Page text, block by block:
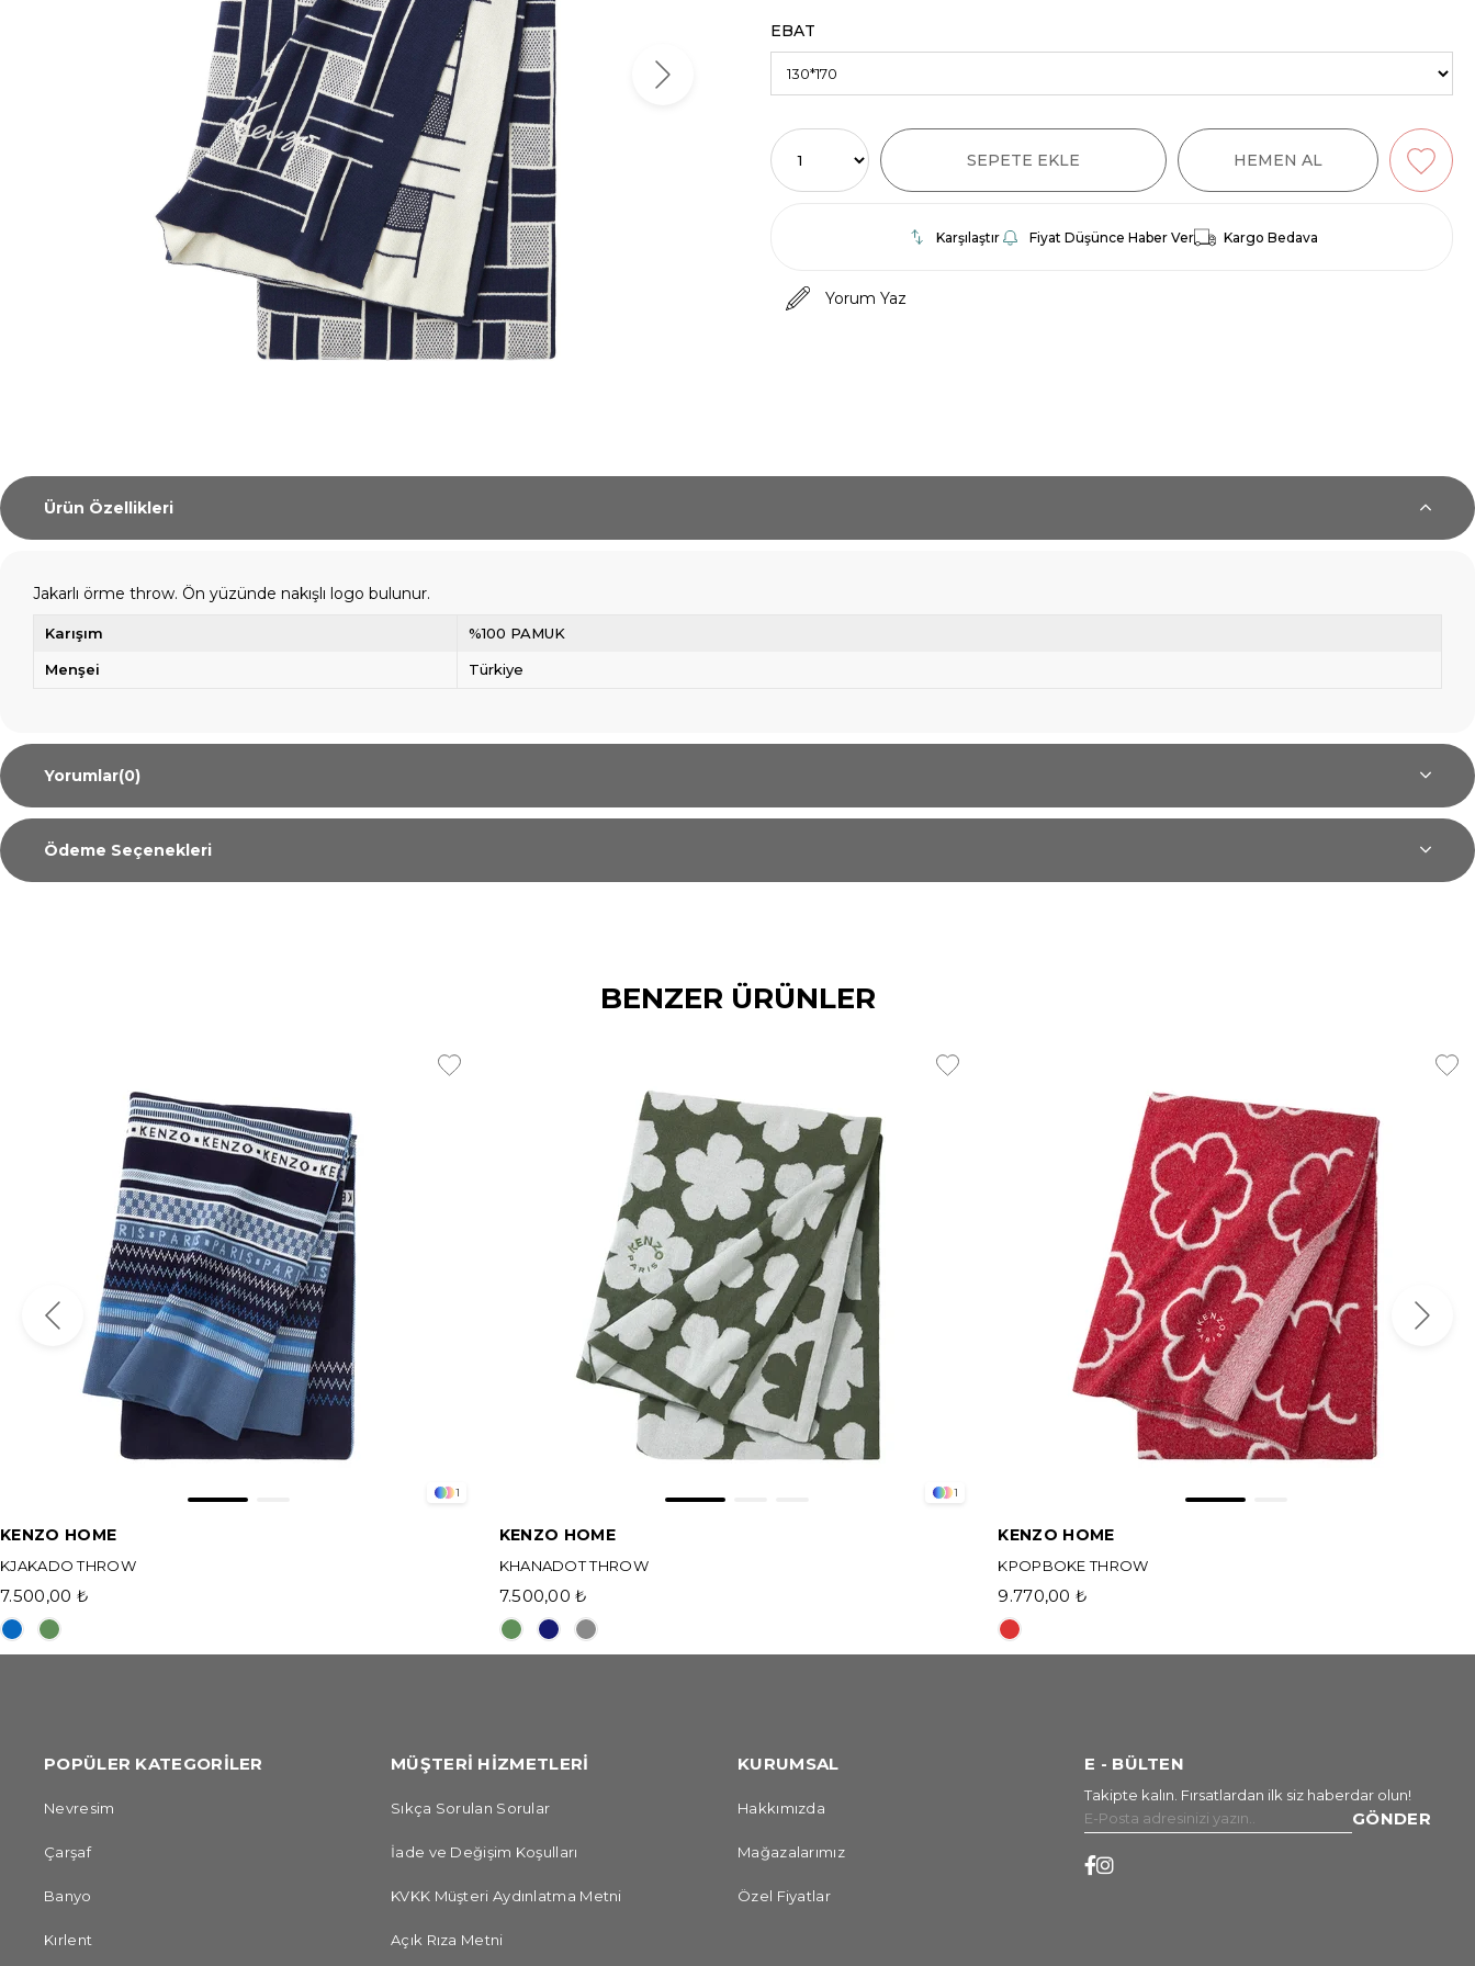
EBAT
Karşılaştır Fiyat Düşünce Haber Ver Kargo Bedava
Yorum Yaz
Ürün Özellikleri
Jakarlı örme throw. Ön yüzünde nakışlı logo bulunur.
Karışım %100 PAMUK
Menşei Türkiye
Yorumlar(0)
Ödeme Seçenekleri
BENZER ÜRÜNLER
1
KENZO HOME
KJAKADO THROW
7.500,00 ₺
1
KENZO HOME
KHANADOT THROW
7.500,00 ₺
KENZO HOME
KPOPBOKE THROW
9.770,00 ₺
POPÜLER KATEGORİLER
Nevresim
Çarşaf
Banyo
Kırlent
MÜŞTERİ HİZMETLERİ
Sıkça Sorulan Sorular
İade ve Değişim Koşulları
KVKK Müşteri Aydınlatma Metni
Açık Rıza Metni
KURUMSAL
Hakkımızda
Mağazalarımız
Özel Fiyatlar
E - BÜLTEN
Takipte kalın. Fırsatlardan ilk siz haberdar olun!
GÖNDER